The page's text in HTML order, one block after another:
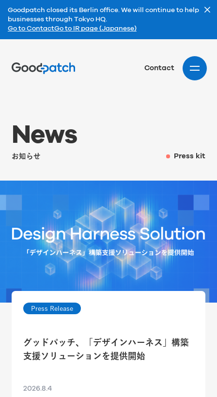
Goodpatch closed its Berlin office. We will continue to help
businesses through Tokyo HQ.
Go to ContactGo to IR page (Japanese)
Contact
News
お知らせ Press kit
Press Release
グッドパッチ、「デザインハーネス」構築
支援ソリューションを提供開始
2026.8.4